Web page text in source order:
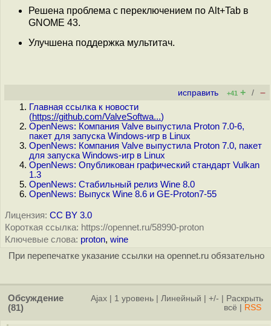
Решена проблема с переключением по Alt+Tab в
GNOME 43.
Улучшена поддержка мультитач.
исправить +41 + / –
Главная ссылка к новости
(https://github.com/ValveSoftwa...)
OpenNews: Компания Valve выпустила Proton 7.0-6,
пакет для запуска Windows-игр в Linux
OpenNews: Компания Valve выпустила Proton 7.0, пакет
для запуска Windows-игр в Linux
OpenNews: Опубликован графический стандарт Vulkan
1.3
OpenNews: Стабильный релиз Wine 8.0
OpenNews: Выпуск Wine 8.6 и GE-Proton7-55
Лицензия: CC BY 3.0
Короткая ссылка: https://opennet.ru/58990-proton
Ключевые слова: proton, wine
При перепечатке указание ссылки на opennet.ru обязательно
Обсуждение
(81)
Ajax 1 уровень Линейный +/-
Раскрыть
всё
RSS